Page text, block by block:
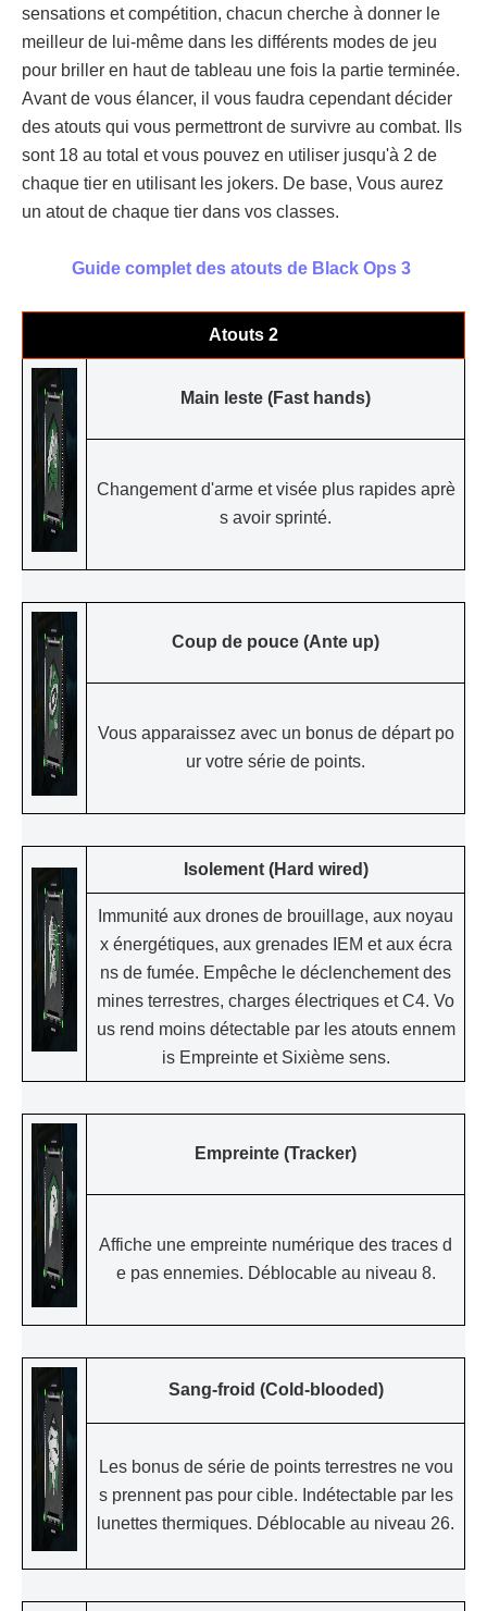
sensations et compétition, chacun cherche à donner le
meilleur de lui-même dans les différents modes de jeu
pour briller en haut de tableau une fois la partie terminée.
Avant de vous élancer, il vous faudra cependant décider
des atouts qui vous permettront de survivre au combat. Ils
sont 18 au total et vous pouvez en utiliser jusqu'à 2 de
chaque tier en utilisant les jokers. De base, Vous aurez
un atout de chaque tier dans vos classes.
Guide complet des atouts de Black Ops 3
Atouts 2
Main leste (Fast hands)
Changement d'arme et visée plus rapides aprè
s avoir sprinté.
Coup de pouce (Ante up)
Vous apparaissez avec un bonus de départ po
ur votre série de points.
Isolement (Hard wired)
Immunité aux drones de brouillage, aux noyau
x énergétiques, aux grenades IEM et aux écra
ns de fumée. Empêche le déclenchement des
mines terrestres, charges électriques et C4. Vo
us rend moins détectable par les atouts ennem
is Empreinte et Sixième sens.
Empreinte (Tracker)
Affiche une empreinte numérique des traces d
e pas ennemies. Déblocable au niveau 8.
Sang-froid (Cold-blooded)
Les bonus de série de points terrestres ne vou
s prennent pas pour cible. Indétectable par les
lunettes thermiques. Déblocable au niveau 26.